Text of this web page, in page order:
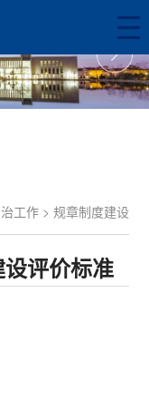
工作> 规章制度建设
评价标准